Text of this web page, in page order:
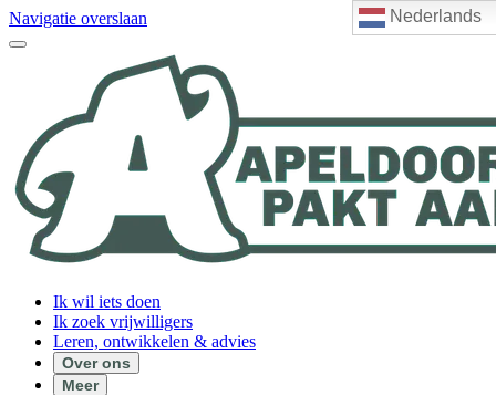
Nederlands
Navigatie overslaan
Ik wil iets doen
Ik zoek vrijwilligers
Leren, ontwikkelen & advies
Over ons
Meer